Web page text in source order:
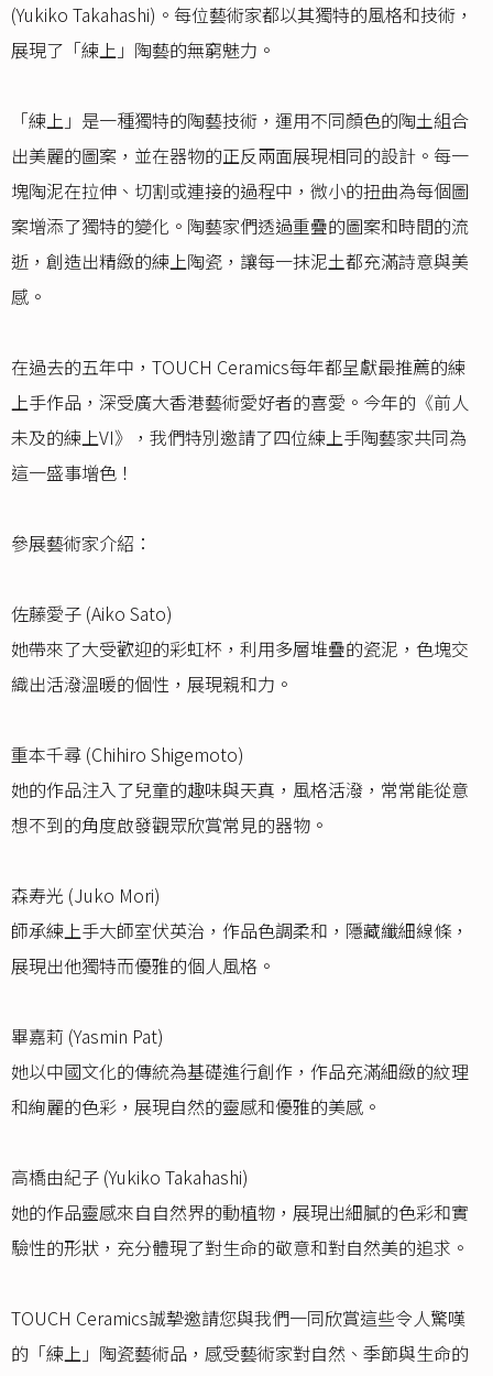
(Yukiko Takahashi)。每位藝術家都以其獨特的風格和技術，
展現了「練上」陶藝的無窮魅力。
「練上」是一種獨特的陶藝技術，運用不同顏色的陶土組合
出美麗的圖案，並在器物的正反兩面展現相同的設計。每一
塊陶泥在拉伸、切割或連接的過程中，微小的扭曲為每個圖
案增添了獨特的變化。陶藝家們透過重疊的圖案和時間的流
逝，創造出精緻的練上陶瓷，讓每一抹泥土都充滿詩意與美
感。
在過去的五年中，TOUCH Ceramics每年都呈獻最推薦的練
上手作品，深受廣大香港藝術愛好者的喜愛。今年的《前人
未及的練上VI》，我們特別邀請了四位練上手陶藝家共同為
這一盛事增色！
參展藝術家介紹：
佐藤愛子 (Aiko Sato)
她帶來了大受歡迎的彩虹杯，利用多層堆疊的瓷泥，色塊交
織出活潑溫暖的個性，展現親和力。
重本千尋 (Chihiro Shigemoto)
她的作品注入了兒童的趣味與天真，風格活潑，常常能從意
想不到的角度啟發觀眾欣賞常見的器物。
森寿光 (Juko Mori)
師承練上手大師室伏英治，作品色調柔和，隱藏纖細線條，
展現出他獨特而優雅的個人風格。
畢嘉莉 (Yasmin Pat)
她以中國文化的傳統為基礎進行創作，作品充滿細緻的紋理
和絢麗的色彩，展現自然的靈感和優雅的美感。
高橋由紀子 (Yukiko Takahashi)
她的作品靈感來自自然界的動植物，展現出細膩的色彩和實
驗性的形狀，充分體現了對生命的敬意和對自然美的追求。
TOUCH Ceramics誠摯邀請您與我們一同欣賞這些令人驚嘆
的「練上」陶瓷藝術品，感受藝術家對自然、季節與生命的